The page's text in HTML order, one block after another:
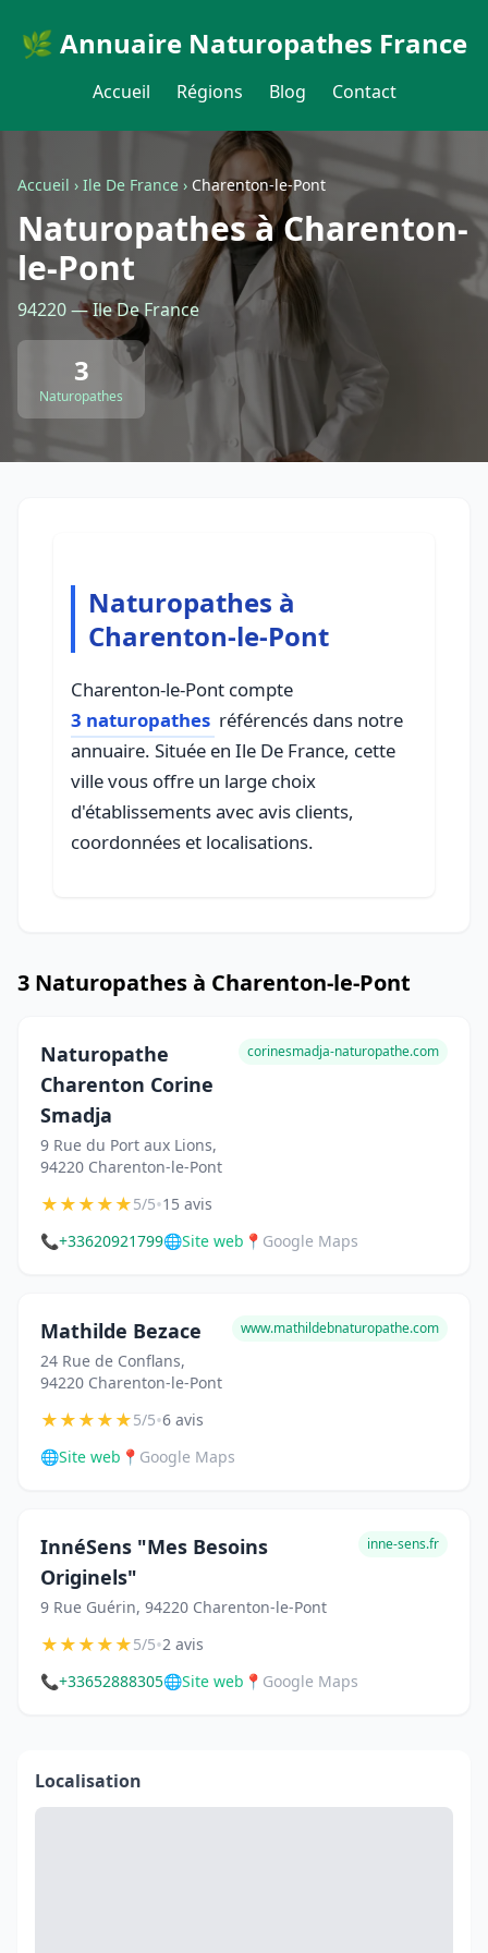
🌿 Annuaire Naturopathes France
Accueil Régions Blog Contact
Accueil › Ile De France › Charenton-le-Pont
Naturopathes à Charenton-
le-Pont
94220 — Ile De France
3
Naturopathes
Naturopathes à
Charenton-le-Pont
Charenton-le-Pont compte
3 naturopathes référencés dans notre
annuaire. Située en Ile De France, cette
ville vous offre un large choix
d'établissements avec avis clients,
coordonnées et localisations.
3 Naturopathes à Charenton-le-Pont
Naturopathe
Charenton Corine
Smadja
9 Rue du Port aux Lions,
94220 Charenton-le-Pont
corinesmadja-naturopathe.com
★★★★★5/5•15 avis
📞+33620921799🌐Site web 📍 Google Maps
Mathilde Bezace
24 Rue de Conflans,
94220 Charenton-le-Pont
www.mathildebnaturopathe.com
★★★★★5/5•6 avis
🌐Site web 📍 Google Maps
InnéSens "Mes Besoins
Originels"
9 Rue Guérin, 94220 Charenton-le-Pont
inne-sens.fr
★★★★★5/5•2 avis
📞+33652888305🌐Site web 📍 Google Maps
Localisation